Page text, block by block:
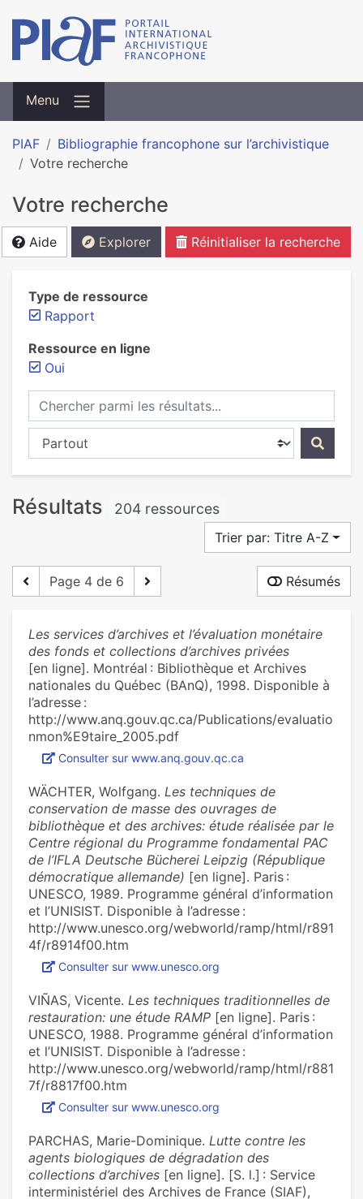
Menu
PIAF
Bibliographie francophone sur l’archivistique
Votre recherche
Votre recherche
Aide Explorer Réinitialiser la recherche
Type de ressource
Rapport
Ressource en ligne
Oui
Chercher parmi les résultats...
Chercher dans...
Résultats 204 ressources
Trier par: Titre A-Z
Page 4 de 6 Résumés
Les services d’archives et l’évaluation monétaire
des fonds et collections d’archives privées
[en ligne]. Montréal : Bibliothèque et Archives
nationales du Québec (BAnQ), 1998. Disponible à
l’adresse :
http://www.anq.gouv.qc.ca/Publications/evaluatio
nmon%E9taire_2005.pdf
Consulter sur www.anq.gouv.qc.ca
WÄCHTER, Wolfgang. Les techniques de
conservation de masse des ouvrages de
bibliothèque et des archives: étude réalisée par le
Centre régional du Programme fondamental PAC
de l’IFLA Deutsche Bücherei Leipzig (République
démocratique allemande) [en ligne]. Paris :
UNESCO, 1989. Programme général d’information
et l’UNISIST. Disponible à l’adresse :
http://www.unesco.org/webworld/ramp/html/r891
4f/r8914f00.htm
Consulter sur www.unesco.org
VIÑAS, Vicente. Les techniques traditionnelles de
restauration: une étude RAMP [en ligne]. Paris :
UNESCO, 1988. Programme général d’information
et l’UNISIST. Disponible à l’adresse :
http://www.unesco.org/webworld/ramp/html/r881
7f/r8817f00.htm
Consulter sur www.unesco.org
PARCHAS, Marie-Dominique. Lutte contre les
agents biologiques de dégradation des
collections d’archives [en ligne]. [S. l.] : Service
interministériel des Archives de France (SIAF),